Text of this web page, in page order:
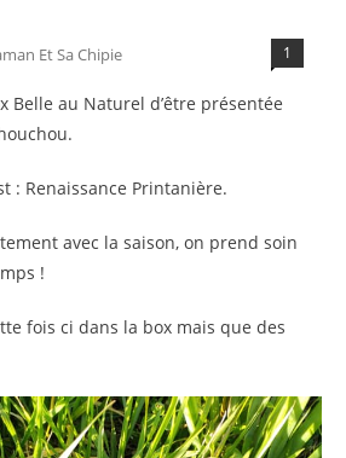
Et Sa Chipie 1
Belle au Naturel d’être présentée
: Renaissance Printanière.
avec la saison, on prend soin
!
fois ci dans la box mais que des